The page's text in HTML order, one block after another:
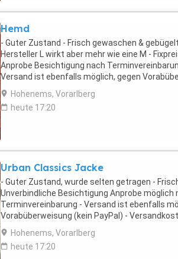
Hemd
- Guter Zustand - Frisch gewaschen &
Hersteller L wirkt aber mehr wie eine M -
Anprobe Besichtigung nach
Versand ist ebenfalls möglich, gegen
Versandkosten kommen hinzu.
Hohenems, Vorarlberg
heute 17:20
Urban Classics Jacke
- Guter Zustand, wurde selten getragen -
Unverbindliche Besichtigung Anprobe möglich
Terminvereinbarung - Versand ist ebenfalls
Vorabüberweisung (kein PayPal) -
- Kein Garantie oder Gewährleistungsanspruch
Hohenems, Vorarlberg
heute 17:20